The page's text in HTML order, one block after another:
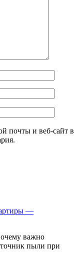
почты и веб-сайт в
—
важно
пыли при